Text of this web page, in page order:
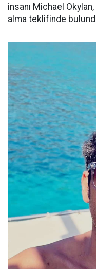
insanı Michael Okylan,
alma teklifinde